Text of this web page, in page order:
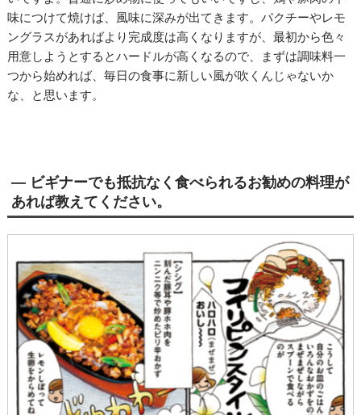
味につけて焼けば、風味に深みが出てきます。パクチーやレモ
ングラスがあればより完成度は高くなりますが、最初から色々
用意しようとするとハードルが高くなるので、まずは調味料一
つから始めれば、毎日の食事に新しい風が吹くんじゃないか
な、と思います。
― ビギナーでも抵抗なく食べられるお勧めの料理が
あれば教えてください。